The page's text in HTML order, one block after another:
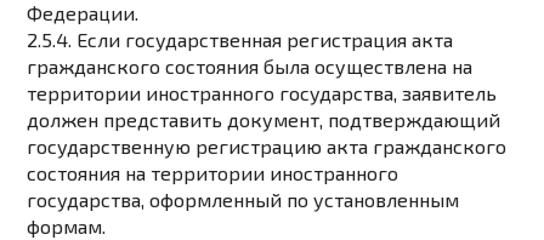
Федерации.
2.5.4. Если государственная регистрация акта
гражданского состояния была осуществлена ​​на
территории иностранного государства, заявитель
должен представить документ, подтверждающий
государственную регистрацию акта гражданского
состояния на территории иностранного
государства, оформленный по установленным
формам.